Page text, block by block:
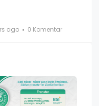
ago 0 Komentar